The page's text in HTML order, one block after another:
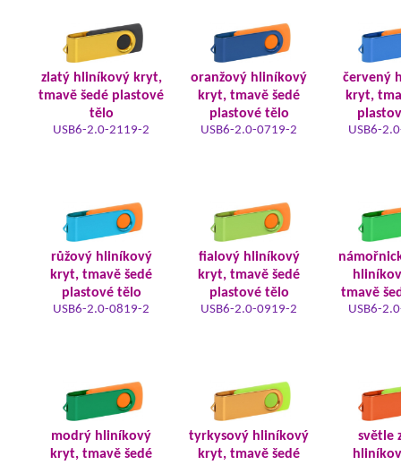
zlatý hliníkový kryt,
tmavě šedé plastové
tělo
USB6-2.0-2119-2
oranžový hliníkový
kryt, tmavě šedé
plastové tělo
USB6-2.0-0719-2
červený
kryt,
USB6-
růžový hliníkový
kryt, tmavě šedé
plastové tělo
USB6-2.0-0819-2
fialový hliníkový
kryt, tmavě šedé
plastové tělo
USB6-2.0-0919-2
tmavě
USB6-
modrý hliníkový
kryt, tmavě šedé
tyrkysový hliníkový
kryt, tmavě šedé
světle